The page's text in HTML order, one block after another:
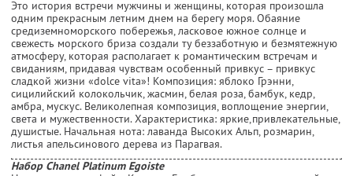
Это история встречи мужчины и женщины, которая произошла
одним прекрасным летним днем на берегу моря. Обаяние
средиземноморского побережья, ласковое южное солнце и
свежесть морского бриза создали ту беззаботную и безмятежную
атмосферу, которая располагает к романтическим встречам и
свиданиям, придавая чувствам особенный привкус – привкус
сладкой жизни «dolce vita»! Композиция: яблоко Грэнни,
сицилийский колокольчик, жасмин, белая роза, бамбук, кедр,
амбра, мускус. Великолепная композиция, воплощение энергии,
света и мужественности. Характеристика: яркие,привлекательные,
душистые. Начальная нота: лаванда Высоких Альп, розмарин,
листья апельсинового дерева из Парагвая.
Набор Chanel Platinum Egoiste